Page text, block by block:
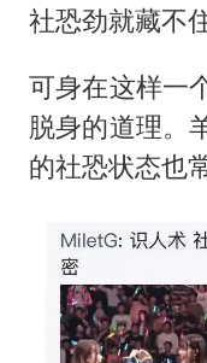
社恐劲就藏不
可身在这样一
脱身的道理。
的社恐状态也